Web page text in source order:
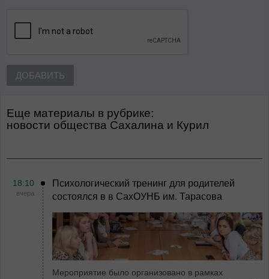
ДОБАВИТЬ
Еще материалы в рубрике:
Новости общества Сахалина и Курил
18:10
вчера
Психологический тренинг для родителей
состоялся в в СахОУНБ им. Тарасова
Мероприятие было организовано в рамках